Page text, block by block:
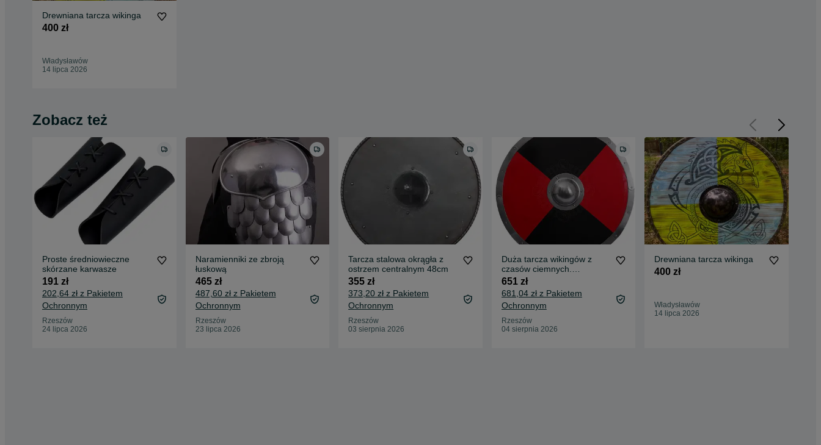
Drewniana tarcza wikinga
400 zł
Władysławów
14 lipca 2026
Zobacz też
Proste średniowieczne
skórzane karwasze
191 zł
202,64 zł z Pakietem
Ochronnym
Rzeszów
24 lipca 2026
Naramienniki ze zbroją
łuskową
465 zł
487,60 zł z Pakietem
Ochronnym
Rzeszów
23 lipca 2026
Tarcza stalowa okrągła z
ostrzem centralnym 48cm
355 zł
373,20 zł z Pakietem
Ochronnym
Rzeszów
03 sierpnia 2026
Duża tarcza wikingów z
czasów ciemnych.
czerwono-czarna
651 zł
681,04 zł z Pakietem
Ochronnym
Rzeszów
04 sierpnia 2026
Drewniana tarcza wikinga
400 zł
Władysławów
14 lipca 2026